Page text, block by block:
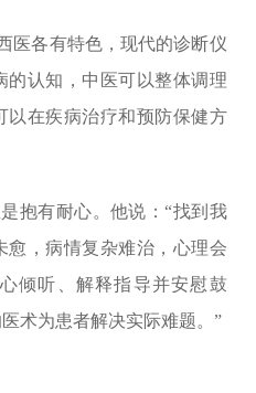
医各有特色，现代的诊断仪
的认知，中医可以整体调理
以在疾病治疗和预防保健方
抱有耐心。他说：“找到我
愈，病情复杂难治，心理会
倾听、解释指导并安慰鼓
术为患者解决实际难题。”